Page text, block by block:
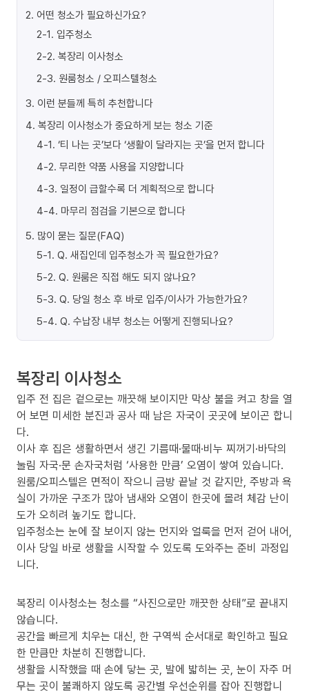
2. 어떤 청소가 필요하신가요?
2-1. 입주청소
2-2. 복장리 이사청소
2-3. 원룸청소 / 오피스텔청소
3. 이런 분들께 특히 추천합니다
4. 복장리 이사청소가 중요하게 보는 청소 기준
4-1. ‘티 나는 곳’보다 ‘생활이 달라지는 곳’을 먼저 합니다
4-2. 무리한 약품 사용을 지양합니다
4-3. 일정이 급할수록 더 계획적으로 합니다
4-4. 마무리 점검을 기본으로 합니다
5. 많이 묻는 질문(FAQ)
5-1. Q. 새집인데 입주청소가 꼭 필요한가요?
5-2. Q. 원룸은 직접 해도 되지 않나요?
5-3. Q. 당일 청소 후 바로 입주/이사가 가능한가요?
5-4. Q. 수납장 내부 청소는 어떻게 진행되나요?
복장리 이사청소
입주 전 집은 겉으로는 깨끗해 보이지만 막상 불을 켜고 창을 열
어 보면 미세한 분진과 공사 때 남은 자국이 곳곳에 보이곤 합니
다.
이사 후 집은 생활하면서 생긴 기름때·물때·비누 찌꺼기·바닥의
눌림 자국·문 손자국처럼 ‘사용한 만큼’ 오염이 쌓여 있습니다.
원룸/오피스텔은 면적이 작으니 금방 끝날 것 같지만, 주방과 욕
실이 가까운 구조가 많아 냄새와 오염이 한곳에 몰려 체감 난이
도가 오히려 높기도 합니다.
입주청소는 눈에 잘 보이지 않는 먼지와 얼룩을 먼저 걷어 내어,
이사 당일 바로 생활을 시작할 수 있도록 도와주는 준비 과정입
니다.
복장리 이사청소는 청소를 “사진으로만 깨끗한 상태”로 끝내지
않습니다.
공간을 빠르게 치우는 대신, 한 구역씩 순서대로 확인하고 필요
한 만큼만 차분히 진행합니다.
생활을 시작했을 때 손에 닿는 곳, 발에 밟히는 곳, 눈이 자주 머
무는 곳이 불쾌하지 않도록 공간별 우선순위를 잡아 진행합니